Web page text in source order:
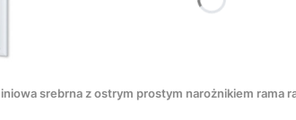
srebrna z ostrym prostym narożnikiem rama